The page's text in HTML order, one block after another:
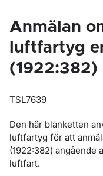
Anmälan
luftfartyg
(1922:382)
TSL7639
Den här blanketten
luftfartyg för att
(1922:382) angående
luftfart.